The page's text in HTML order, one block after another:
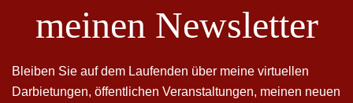
meinen Newsletter
Bleiben Sie auf dem Laufenden über meine virtuellen
Darbietungen, öffentlichen Veranstaltungen, meinen neuen